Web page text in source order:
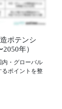
ポテンシ
年）
・グローバル
るポイントを整